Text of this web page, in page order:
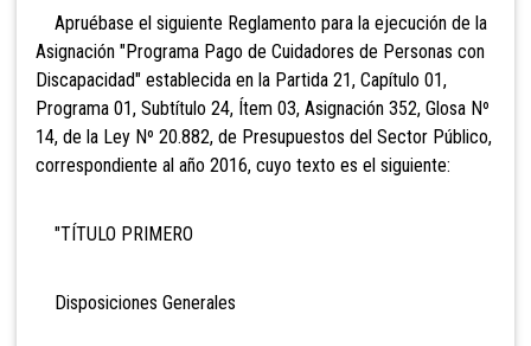
Apruébase el siguiente Reglamento para la ejecución de la
Asignación "Programa Pago de Cuidadores de Personas con
Discapacidad" establecida en la Partida 21, Capítulo 01,
Programa 01, Subtítulo 24, Ítem 03, Asignación 352, Glosa Nº
14, de la Ley Nº 20.882, de Presupuestos del Sector Público,
correspondiente al año 2016, cuyo texto es el siguiente:
"TÍTULO PRIMERO
Disposiciones Generales